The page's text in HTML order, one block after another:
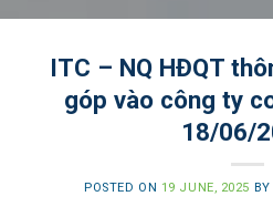
ITC – NQ HĐQT
góp vào công ty
18/06/
POSTED ON 19 JUNE, 2025 BY